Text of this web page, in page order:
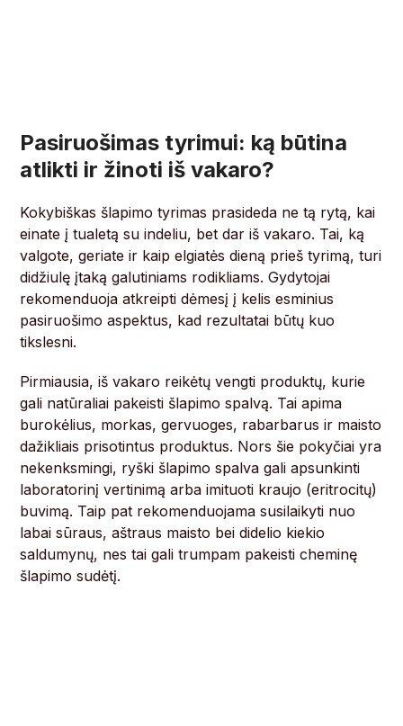
Pasiruošimas tyrimui: ką būtina
atlikti ir žinoti iš vakaro?
Kokybiškas šlapimo tyrimas prasideda ne tą rytą, kai
einate į tualetą su indeliu, bet dar iš vakaro. Tai, ką
valgote, geriate ir kaip elgiatės dieną prieš tyrimą, turi
didžiulę įtaką galutiniams rodikliams. Gydytojai
rekomenduoja atkreipti dėmesį į kelis esminius
pasiruošimo aspektus, kad rezultatai būtų kuo
tikslesni.
Pirmiausia, iš vakaro reikėtų vengti produktų, kurie
gali natūraliai pakeisti šlapimo spalvą. Tai apima
burokėlius, morkas, gervuoges, rabarbarus ir maisto
dažikliais prisotintus produktus. Nors šie pokyčiai yra
nekenksmingi, ryški šlapimo spalva gali apsunkinti
laboratorinį vertinimą arba imituoti kraujo (eritrocitų)
buvimą. Taip pat rekomenduojama susilaikyti nuo
labai sūraus, aštraus maisto bei didelio kiekio
saldumynų, nes tai gali trumpam pakeisti cheminę
šlapimo sudėtį.